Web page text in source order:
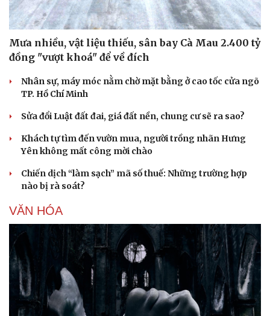
Văn hóa
Sân khấu - Điện ảnh
Văn học
Âm nhạc
Di sản
Giải trí
Nghệ sĩ
Thời trang
Sao Việt
Mưa nhiều, vật liệu thiếu, sân bay Cà Mau 2.400 tỷ
đồng "vượt khoá" để về đích
Nhân sự, máy móc nằm chờ mặt bằng ở cao tốc cửa ngõ
TP. Hồ Chí Minh
Sửa đổi Luật đất đai, giá đất nền, chung cư sẽ ra sao?
Khách tự tìm đến vườn mua, người trồng nhãn Hưng
Yên không mất công mời chào
Chiến dịch “làm sạch” mã số thuế: Những trường hợp
nào bị rà soát?
VĂN HÓA